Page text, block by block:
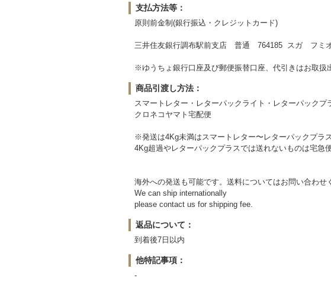
支払方法等：
原則前金制(銀行振込・クレジットカード)
三井住友銀行調布駅前支店 普通 764185 スガ フミ
※ゆうちょ銀行口座及び郵便振替口座、代引きはお取扱
商品引渡し方法：
スマートレター・レターパックライト・レターパックプ
クロネコヤマト宅配便
※発送は4Kg未満はスマートレター〜レターパックプラ
4Kg超過やレターパックプラスでは送れないものは宅急
海外への発送も可能です。送料についてはお問い合わせ
We can ship internationally
please contact us for shipping fee.
返品について：
到着後7日以内
他特記事項：
-